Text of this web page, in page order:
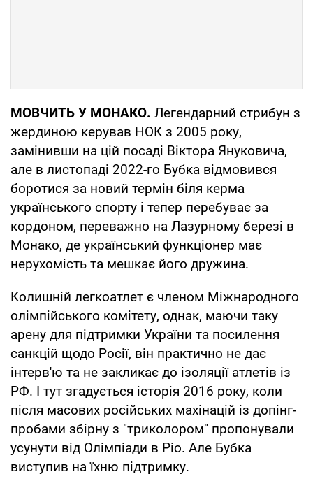
МОВЧИТЬ У МОНАКО. Легендарний стрибун з
жердиною керував НОК з 2005 року,
замінивши на цій посаді Віктора Януковича,
але в листопаді 2022-го Бубка відмовився
боротися за новий термін біля керма
українського спорту і тепер перебуває за
кордоном, переважно на Лазурному березі в
Монако, де український функціонер має
нерухомість та мешкає його дружина.
Колишній легкоатлет є членом Міжнародного
олімпійського комітету, однак, маючи таку
арену для підтримки України та посилення
санкцій щодо Росії, він практично не дає
інтерв'ю та не закликає до ізоляції атлетів із
РФ. І тут згадується історія 2016 року, коли
після масових російських махінацій із допінг-
пробами збірну з "триколором" пропонували
усунути від Олімпіади в Ріо. Але Бубка
виступив на їхню підтримку.